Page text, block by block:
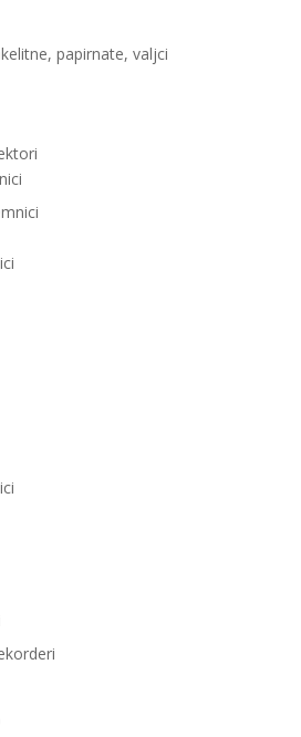
papirnate, valjci